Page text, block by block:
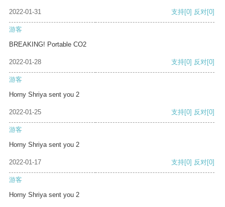
2022-01-31 支持[0] 反对[0]
游客
BREAKING! Portable CO2
2022-01-28 支持[0] 反对[0]
游客
Horny Shriya sent you 2
2022-01-25 支持[0] 反对[0]
游客
Horny Shriya sent you 2
2022-01-17 支持[0] 反对[0]
游客
Horny Shriya sent you 2